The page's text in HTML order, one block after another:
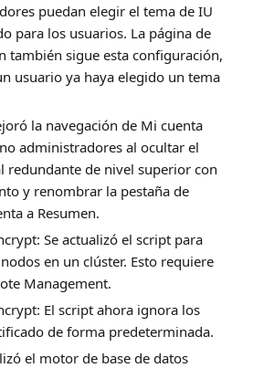
puedan elegir el tema de IU
para los usuarios. La página de
también sigue esta configuración,
usuario ya haya elegido un tema
la navegación de Mi cuenta
administradores al ocultar el
redundante de nivel superior con
y renombrar la pestaña de
a Resumen.
Se actualizó el script para
en un clúster. Esto requiere
Management.
El script ahora ignora los
de forma predeterminada.
el motor de base de datos